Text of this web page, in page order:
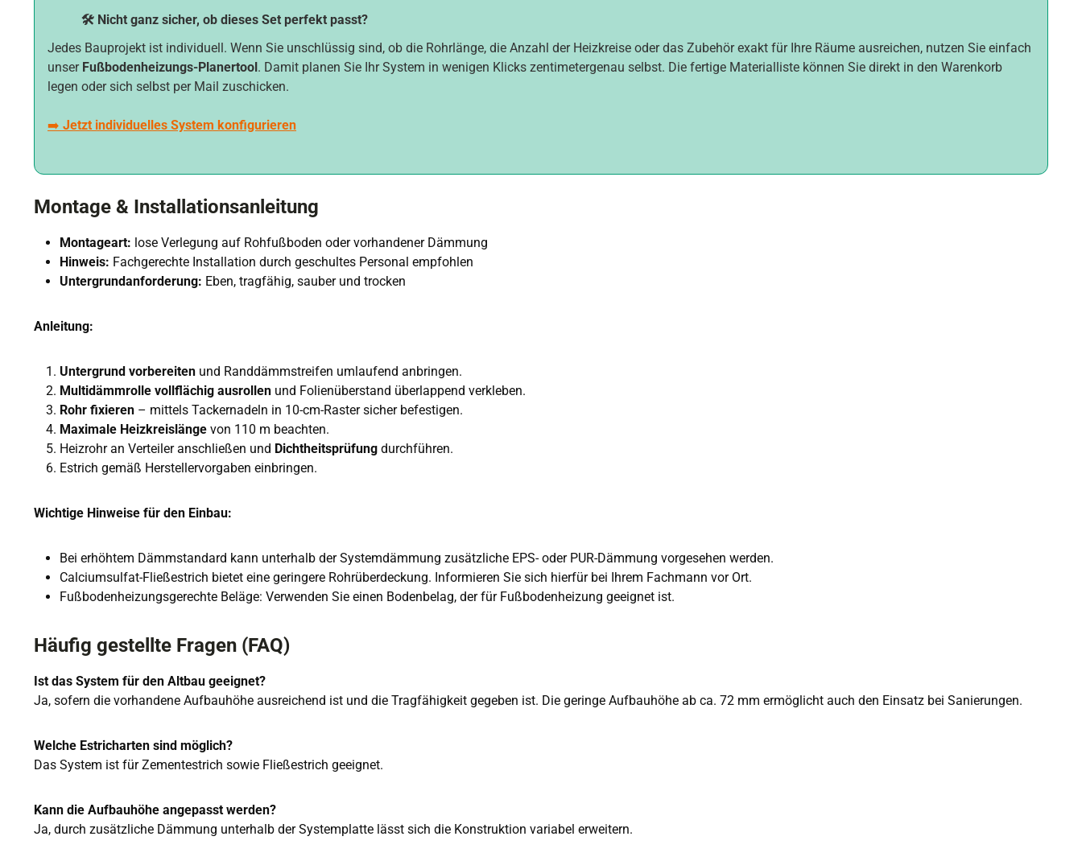
🛠️ Nicht ganz sicher, ob dieses Set perfekt passt?
Jedes Bauprojekt ist individuell. Wenn Sie unschlüssig sind, ob die Rohrlänge, die Anzahl der Heizkreise oder das Zubehör exakt für Ihre Räume ausreichen, nutzen Sie einfach
unser Fußbodenheizungs-Planertool. Damit planen Sie Ihr System in wenigen Klicks zentimetergenau selbst. Die fertige Materialliste können Sie direkt in den Warenkorb
legen oder sich selbst per Mail zuschicken.
➡️ Jetzt individuelles System konfigurieren
Montage & Installationsanleitung
Montageart: lose Verlegung auf Rohfußboden oder vorhandener Dämmung
Hinweis: Fachgerechte Installation durch geschultes Personal empfohlen
Untergrundanforderung: Eben, tragfähig, sauber und trocken
Anleitung:
Untergrund vorbereiten und Randdämmstreifen umlaufend anbringen.
Multidämmrolle vollflächig ausrollen und Folienüberstand überlappend verkleben.
Rohr fixieren – mittels Tackernadeln in 10-cm-Raster sicher befestigen.
Maximale Heizkreislänge von 110 m beachten.
Heizrohr an Verteiler anschließen und Dichtheitsprüfung durchführen.
Estrich gemäß Herstellervorgaben einbringen.
Wichtige Hinweise für den Einbau:
Bei erhöhtem Dämmstandard kann unterhalb der Systemdämmung zusätzliche EPS- oder PUR-Dämmung vorgesehen werden.
Calciumsulfat-Fließestrich bietet eine geringere Rohrüberdeckung. Informieren Sie sich hierfür bei Ihrem Fachmann vor Ort.
Fußbodenheizungsgerechte Beläge: Verwenden Sie einen Bodenbelag, der für Fußbodenheizung geeignet ist.
Häufig gestellte Fragen (FAQ)
Ist das System für den Altbau geeignet?
Ja, sofern die vorhandene Aufbauhöhe ausreichend ist und die Tragfähigkeit gegeben ist. Die geringe Aufbauhöhe ab ca. 72 mm ermöglicht auch den Einsatz bei Sanierungen.
Welche Estricharten sind möglich?
Das System ist für Zementestrich sowie Fließestrich geeignet.
Kann die Aufbauhöhe angepasst werden?
Ja, durch zusätzliche Dämmung unterhalb der Systemplatte lässt sich die Konstruktion variabel erweitern.